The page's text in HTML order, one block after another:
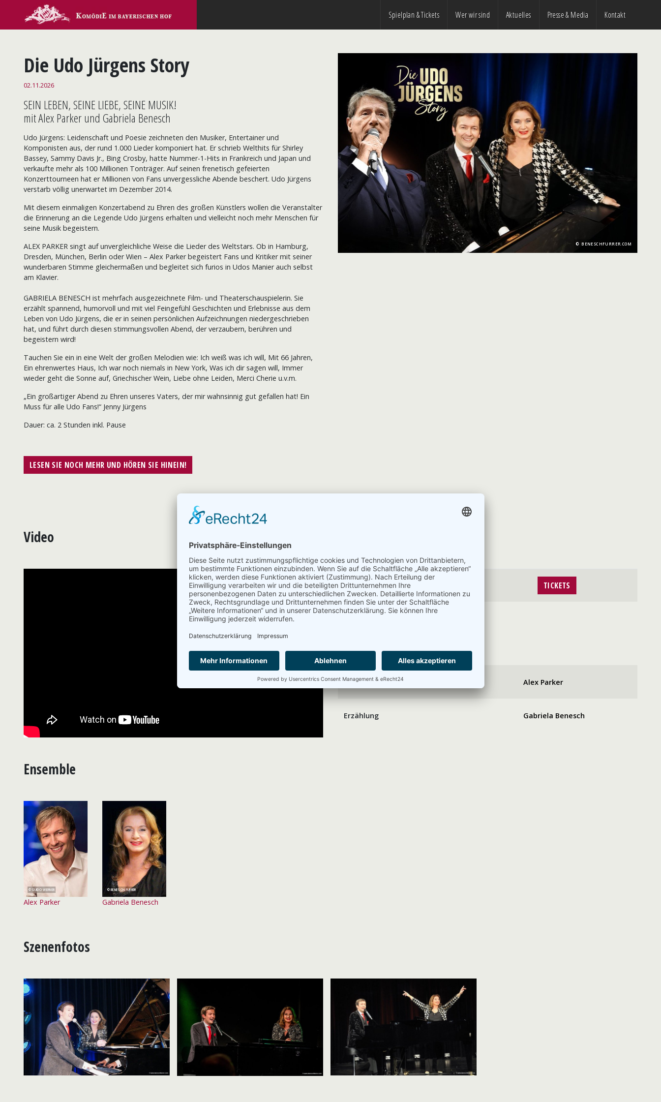
Spielplan & Tickets Wer wir sind Aktuelles Presse & Media Kontakt
Die Udo Jürgens Story
02.11.2026
SEIN LEBEN, SEINE LIEBE, SEINE MUSIK!
mit Alex Parker und Gabriela Benesch
Udo Jürgens: Leidenschaft und Poesie zeichneten den Musiker, Entertainer und
Komponisten aus, der rund 1.000 Lieder komponiert hat. Er schrieb Welthits für Shirley
Bassey, Sammy Davis Jr., Bing Crosby, hatte Nummer-1-Hits in Frankreich und Japan und
verkaufte mehr als 100 Millionen Tonträger. Auf seinen frenetisch gefeierten
Konzerttourneen hat er Millionen von Fans unvergessliche Abende beschert. Udo Jürgens
verstarb völlig unerwartet im Dezember 2014.
Mit diesem einmaligen Konzertabend zu Ehren des großen Künstlers wollen die Veranstalter
die Erinnerung an die Legende Udo Jürgens erhalten und vielleicht noch mehr Menschen für
seine Musik begeistern.
ALEX PARKER singt auf unvergleichliche Weise die Lieder des Weltstars. Ob in Hamburg,
Dresden, München, Berlin oder Wien – Alex Parker begeistert Fans und Kritiker mit seiner
wunderbaren Stimme gleichermaßen und begleitet sich furios in Udos Manier auch selbst
am Klavier.
GABRIELA BENESCH ist mehrfach ausgezeichnete Film- und Theaterschauspielerin. Sie
erzählt spannend, humorvoll und mit viel Feingefühl Geschichten und Erlebnisse aus dem
Leben von Udo Jürgens, die er in seinen persönlichen Aufzeichnungen niedergeschrieben
hat, und führt durch diesen stimmungsvollen Abend, der verzaubern, berühren und
begeistern wird!
Tauchen Sie ein in eine Welt der großen Melodien wie: Ich weiß was ich will, Mit 66 Jahren,
Ein ehrenwertes Haus, Ich war noch niemals in New York, Was ich dir sagen will, Immer
wieder geht die Sonne auf, Griechischer Wein, Liebe ohne Leiden, Merci Cherie u.v.m.
„Ein großartiger Abend zu Ehren unseres Vaters, der mir wahnsinnig gut gefallen hat! Ein
Muss für alle Udo Fans!“ Jenny Jürgens
Dauer: ca. 2 Stunden inkl. Pause
LESEN SIE NOCH MEHR UND HÖREN SIE HINEIN!
BENESCHFURRER.COM
Video
Ensemble
GUIDO WERNER
Alex Parker
BENESCH-FURRER
Gabriela Benesch
Mo. 02. November 2026
19:30 Uhr
TICKETS
Gesang und am Flügel
Erzählung
Alex Parker
Gabriela Benesch
Szenenfotos